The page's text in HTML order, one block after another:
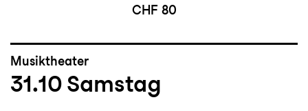
CHF 80
Musiktheater
31.10 Samstag